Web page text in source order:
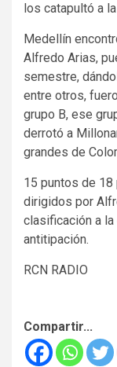
los catapultó a
Medellín
Alfredo Arias,
semestre,
entre otros,
grupo B, ese
derrotó a
grandes de
15 puntos de
dirigidos por
clasificación a
antitipación.
RCN RADIO
Compartir...